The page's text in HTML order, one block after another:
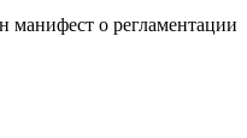
манифест о регламентации